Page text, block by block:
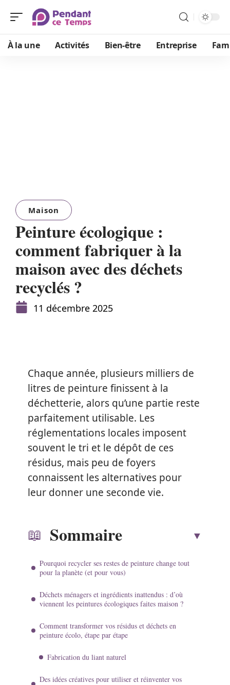
À la une Activités Bien-être Entreprise
Maison
Peinture écologique :
comment fabriquer à la
maison avec des déchets
recyclés ?
11 décembre 2025
Chaque année, plusieurs milliers de
litres de peinture finissent à la
déchetterie, alors qu’une partie reste
parfaitement utilisable. Les
réglementations locales imposent
souvent le tri et le dépôt de ces
résidus, mais peu de foyers
connaissent les alternatives pour
leur donner une seconde vie.
Sommaire
Pourquoi recycler ses restes de peinture change tout
pour la planète (et pour vous)
Déchets ménagers et ingrédients inattendus : d’où
viennent les peintures écologiques faites maison ?
Comment transformer vos résidus et déchets en
peinture écolo, étape par étape
Fabrication du liant naturel
Des idées créatives pour utiliser et réinventer vos